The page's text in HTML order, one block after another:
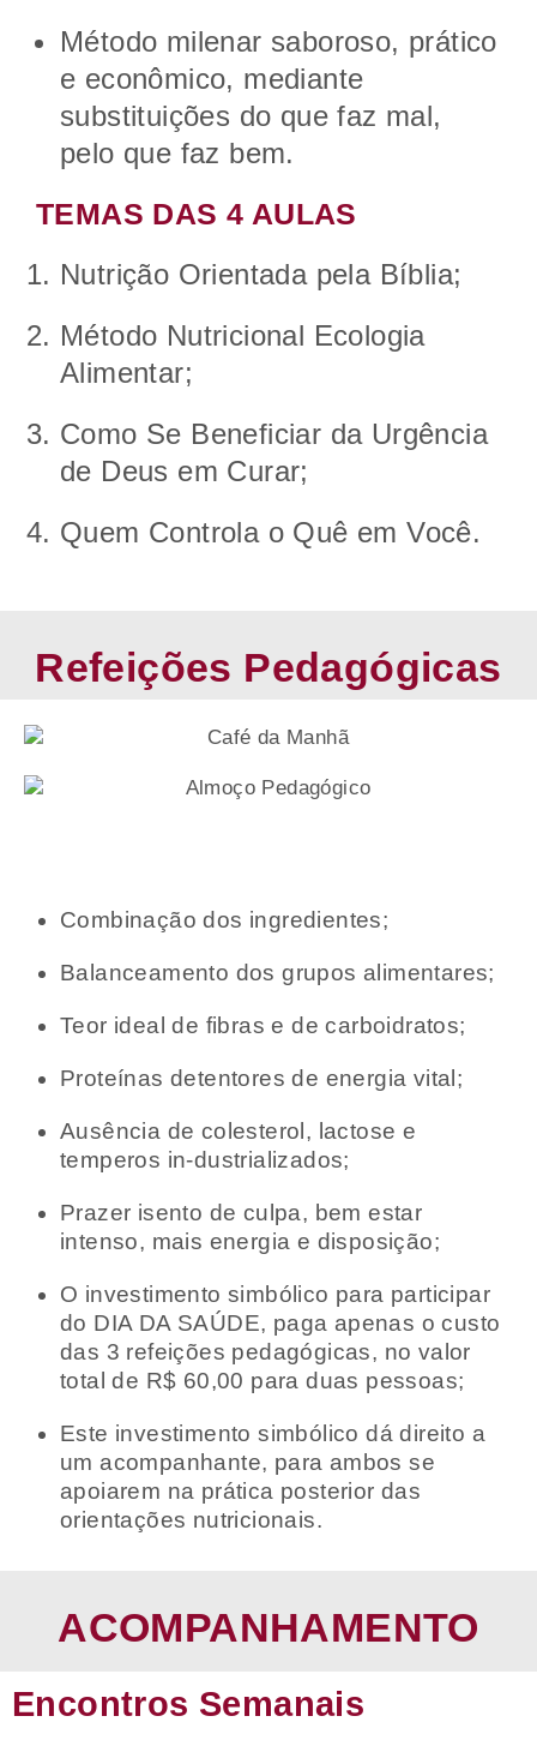
Método milenar saboroso, prático
e econômico, mediante
substituições do que faz mal,
pelo que faz bem.
TEMAS DAS 4 AULAS
Nutrição Orientada pela Bíblia;
Método Nutricional Ecologia
Alimentar;
Como Se Beneficiar da Urgência
de Deus em Curar;
Quem Controla o Quê em Você.
Refeições Pedagógicas
Combinação dos ingredientes;
Balanceamento dos grupos alimentares;
Teor ideal de fibras e de carboidratos;
Proteínas detentores de energia vital;
Ausência de colesterol, lactose e
temperos in-dustrializados;
Prazer isento de culpa, bem estar
intenso, mais energia e disposição;
O investimento simbólico para participar
do DIA DA SAÚDE, paga apenas o custo
das 3 refeições pedagógicas, no valor
total de R$ 60,00 para duas pessoas;
Este investimento simbólico dá direito a
um acompanhante, para ambos se
apoiarem na prática posterior das
orientações nutricionais.
ACOMPANHAMENTO
Encontros Semanais